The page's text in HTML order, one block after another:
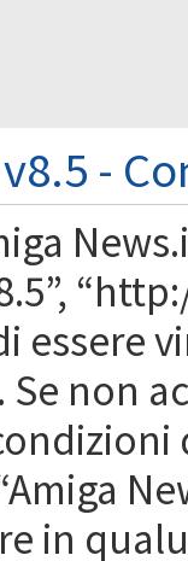
-
essere
Se non
in